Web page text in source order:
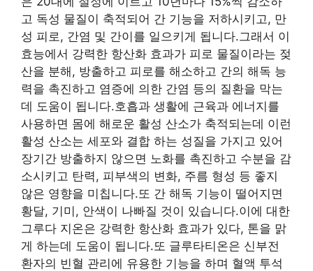
고 독성 물질이 축적되어 간 기능을 저하시키고, 만
성 피로, 간염 및 간이를 일으키게 됩니다.그래서 이
효능에서 강력한 항산화 효과가 피로 물질이라는 젖
산을 분해, 방출하고 피로를 해소하고 간의 해독 능
력을 촉진하고 염증에 의한 간염 등의 질환을 막는
데 도움이 됩니다.호흡과 생활에 근육과 에너지를
사용하면 몸에 해로운 활성 산소가 축적되는데 이런
활성 산소는 세포와 결합 하는 성질을 가지고 있어
장기간 방출하지 않으면 노화를 촉진하고 수분을 감
소시키고 탄력, 피부색의 변화, 주름 형성 등 좋지
않은 영향을 미칩니다.또 간 해독 기능이 떨어지면
황달, 기미, 안색이 나빠질 것이 있습니다.이에 대한
그루다 지온은 강력한 항산화 효과가 있다, 톤을 맑
게 하는데 도움이 됩니다.또 글루타티온은 신부전
환자의 빈혈 관리에 유용한 기능을 하며 혈액 투석